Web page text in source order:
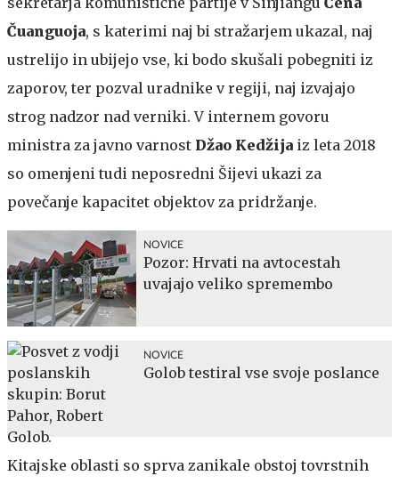
Čuanguoja, s katerimi naj bi stražarjem ukazal, naj
ustrelijo in ubijejo vse, ki bodo skušali pobegniti iz
zaporov, ter pozval uradnike v regiji, naj izvajajo
strog nadzor nad verniki. V internem govoru
ministra za javno varnost Džao Kedžija iz leta 2018
so omenjeni tudi neposredni Šijevi ukazi za
povečanje kapacitet objektov za pridržanje.
NOVICE
Pozor: Hrvati na avtocestah
uvajajo veliko spremembo
NOVICE
Golob testiral vse svoje poslance
Kitajske oblasti so sprva zanikale obstoj tovrstnih